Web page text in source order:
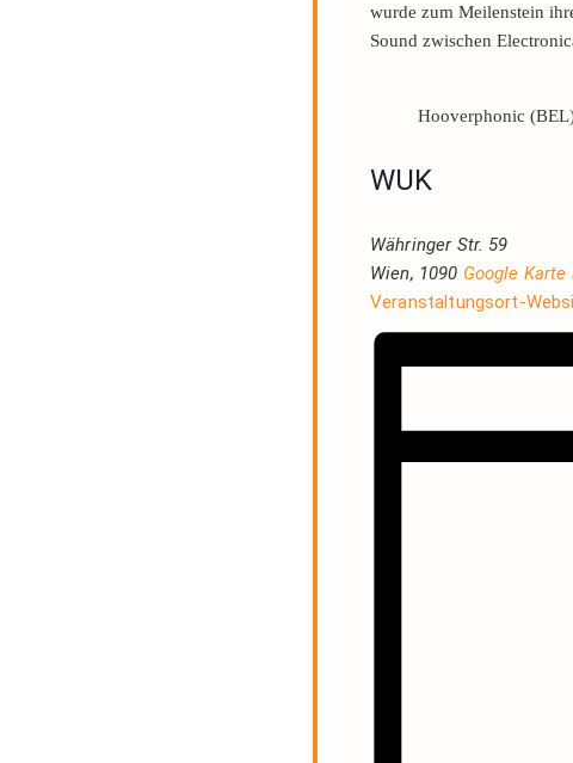
wurde zum Meilenstein
Sound zwischen
Hooverphonic
WUK
Währinger Str. 59
Wien, 1090 Google Karte
Veranstaltungsort-